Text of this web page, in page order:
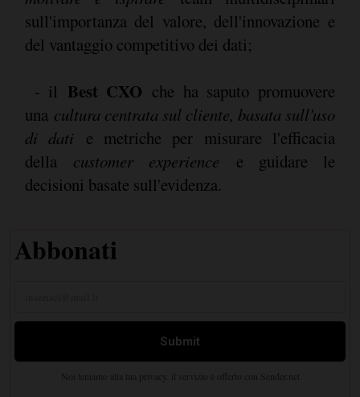
sull'importanza del valore, dell'innovazione e
del vantaggio competitivo dei dati;
- il Best CXO che ha saputo promuovere
una cultura centrata sul cliente, basata sull'uso
di dati e metriche per misurare l'efficacia
della customer experience e guidare le
decisioni basate sull'evidenza.